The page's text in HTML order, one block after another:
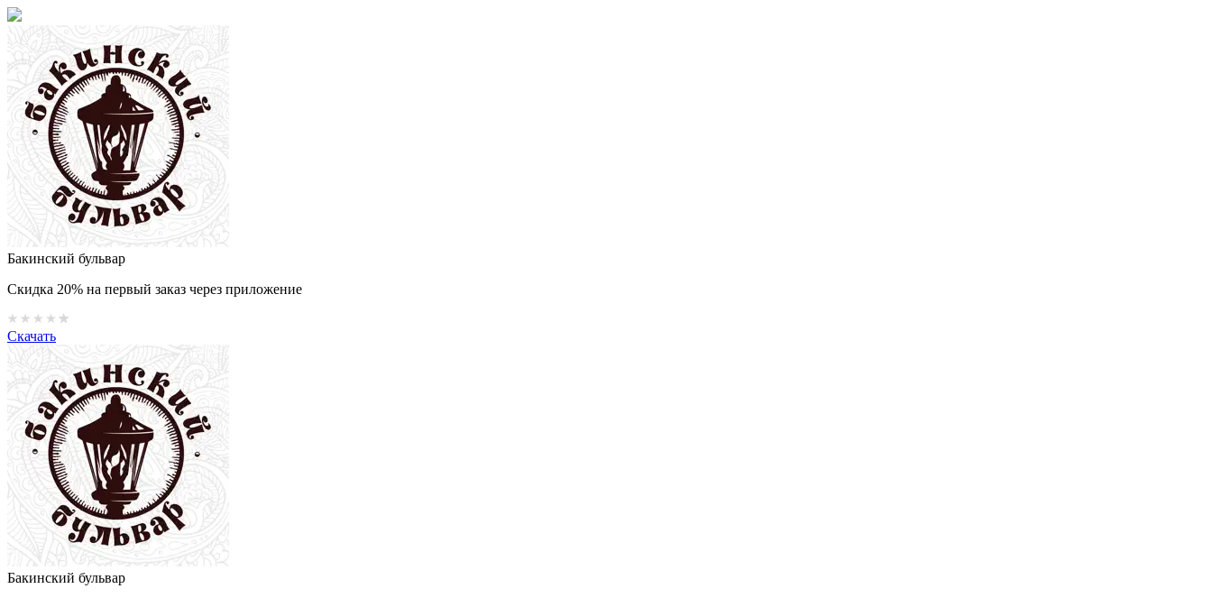
Бакинский бульвар
Скидка 20% на первый заказ через приложение
Скачать
Бакинский бульвар